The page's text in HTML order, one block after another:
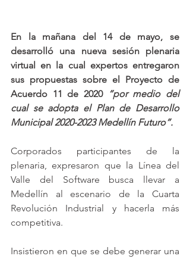
En la mañana del 14 de mayo, se
desarrolló una nueva sesión plenaria
virtual en la cual expertos entregaron
sus propuestas sobre el Proyecto de
Acuerdo 11 de 2020 “por medio del
cual se adopta el Plan de Desarrollo
Municipal 2020-2023 Medellín Futuro”.
Corporados participantes de la
plenaria, expresaron que la Línea del
Valle del Software busca llevar a
Medellín al escenario de la Cuarta
Revolución Industrial y hacerla más
competitiva.
Insistieron en que se debe generar una